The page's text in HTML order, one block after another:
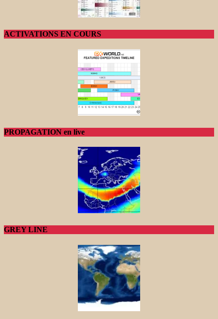
ACTIVATIONS EN COURS
PROPAGATION en live
GREY LINE